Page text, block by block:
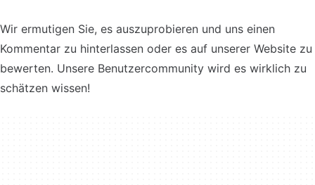
Wir ermutigen Sie, es auszuprobieren und uns einen
Kommentar zu hinterlassen oder es auf unserer Website zu
bewerten. Unsere Benutzercommunity wird es wirklich zu
schätzen wissen!